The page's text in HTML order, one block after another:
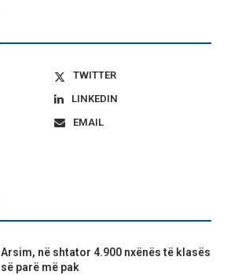
TWITTER
LINKEDIN
EMAIL
Arsim, në shtator 4.900 nxënës të klasës
së parë më pak